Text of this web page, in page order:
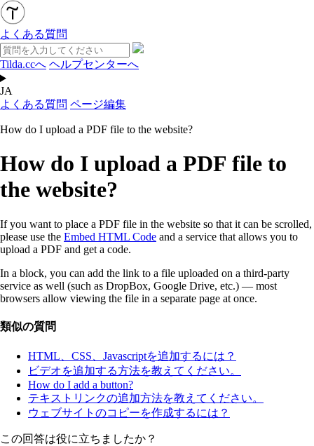
よくある質問
Tilda.ccへ ヘルプセンターへ
JA
よくある質問 ページ編集
How do I upload a PDF file to the website?
How do I upload a PDF file to
the website?
If you want to place a PDF file in the website so that it can be scrolled,
please use the Embed HTML Code and a service that allows you to
upload a PDF and get a code.
In a block, you can add the link to a file uploaded on a third-party
service as well (such as DropBox, Google Drive, etc.) — most
browsers allow viewing the file in a separate page at once.
類似の質問
HTML、CSS、Javascriptを追加するには？
ビデオを追加する方法を教えてください。
How do I add a button?
テキストリンクの追加方法を教えてください。
ウェブサイトのコピーを作成するには？
この回答は役に立ちましたか？